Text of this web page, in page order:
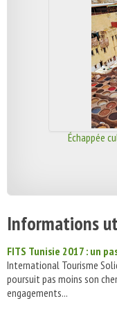
Échappée
Informations
FITS Tunisie 2017 : un
International Tourisme
poursuit pas moins son
engagements...